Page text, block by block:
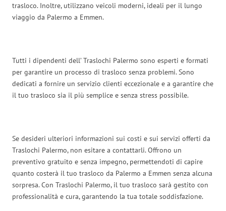
trasloco. Inoltre, utilizzano veicoli moderni, ideali per il lungo
viaggio da Palermo a Emmen.
Tutti i dipendenti dell’ Traslochi Palermo sono esperti e formati
per garantire un processo di trasloco senza problemi. Sono
dedicati a fornire un servizio clienti eccezionale e a garantire che
il tuo trasloco sia il più semplice e senza stress possibile.
Se desideri ulteriori informazioni sui costi e sui servizi offerti da
Traslochi Palermo, non esitare a contattarli. Offrono un
preventivo gratuito e senza impegno, permettendoti di capire
quanto costerà il tuo trasloco da Palermo a Emmen senza alcuna
sorpresa. Con Traslochi Palermo, il tuo trasloco sarà gestito con
professionalità e cura, garantendo la tua totale soddisfazione.